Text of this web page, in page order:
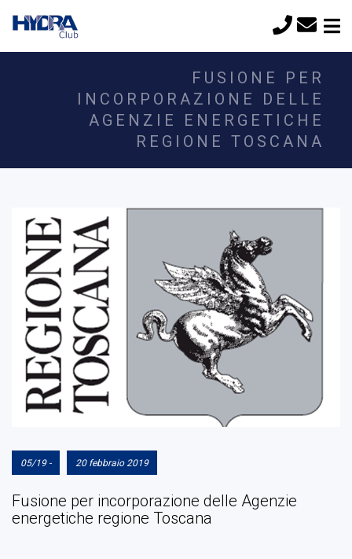
FUSIONE PER
INCORPORAZIONE DELLE
AGENZIE ENERGETICHE
REGIONE TOSCANA
05/19 - 20 febbraio 2019
Fusione per incorporazione delle Agenzie
energetiche regione Toscana